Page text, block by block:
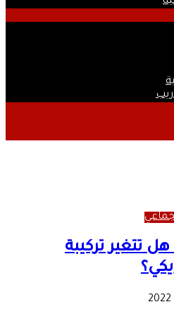
تتغير تركيبة